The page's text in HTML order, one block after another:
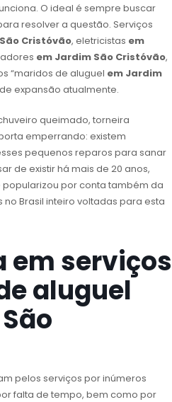
O ideal é sempre buscar
resolver a questão. Serviços
Cristóvão, eletricistas em
em Jardim São Cristóvão,
“maridos de aluguel em Jardim
expansão atualmente.
queimado, torneira
emperrando: existem
pequenos reparos para sanar
de existir há mais de 20 anos,
por conta também da
Brasil inteiro voltadas para esta
em serviços
aluguel
pelos serviços por inúmeros
falta de tempo, bem como por